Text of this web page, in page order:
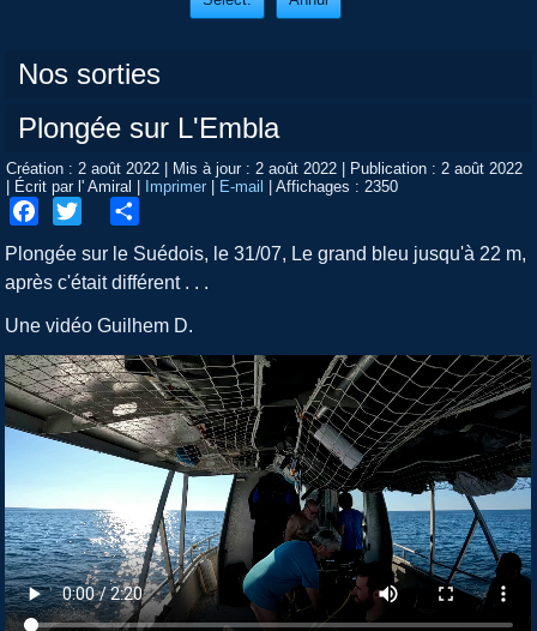
Nos sorties
Plongée sur L'Embla
Création : 2 août 2022 | Mis à jour : 2 août 2022 | Publication : 2 août 2022
| Écrit par l' Amiral | Imprimer | E-mail |Affichages : 2350
Plongée sur le Suédois, le 31/07, Le grand bleu jusqu'à 22 m,
après c'était différent . . .
Une vidéo Guilhem D.